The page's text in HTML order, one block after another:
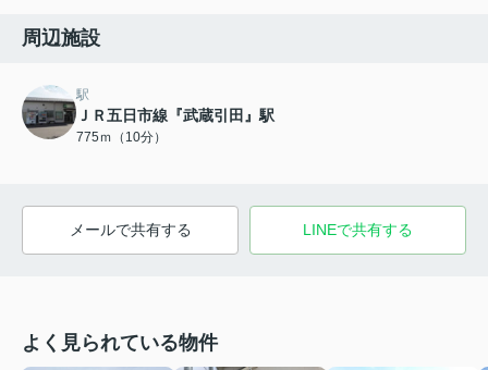
周辺施設
駅
ＪＲ五日市線『武蔵引田』駅
775ｍ（10分）
メールで共有する LINEで共有する
よく見られている物件